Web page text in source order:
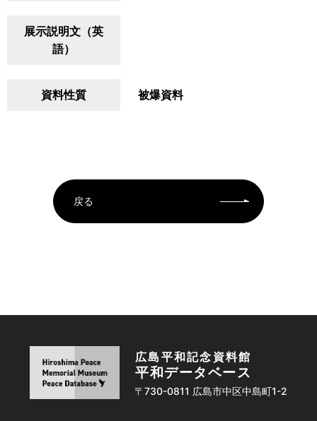
展示説明文（英
語）
資料性質 被爆資料
戻る
広島平和記念資料館
平和データベース
〒730-0811 広島市中区中島町1-2